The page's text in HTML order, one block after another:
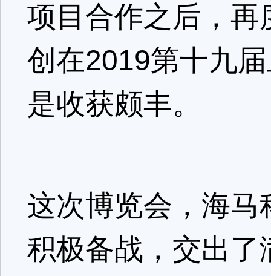
项目合作之后，
创在2019第十九
是收获颇丰。
这次博览会，海
积极备战，交出